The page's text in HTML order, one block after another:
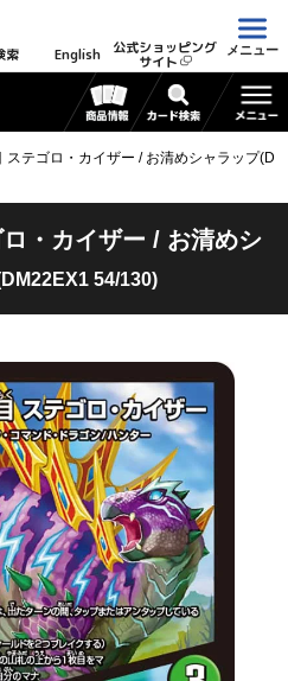
索 English 公式ショッピング
サイト
メニュー
ステゴロ・カイザー / お清めシャラップ(D
・カイザー / お清めシ
54/130)